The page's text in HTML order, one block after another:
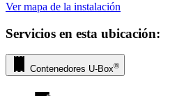
Ver mapa de la instalación
Servicios en esta ubicación:
Contenedores U-Box®